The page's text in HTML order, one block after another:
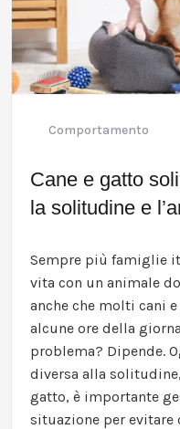
Cane e gatto
la solitudine e
Comportamento
Sempre più famiglie
vita con un animale
anche che molti cani
alcune ore della
problema? Dipende.
diversa alla
gatto, è importante
situazione per